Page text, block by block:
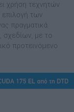
χρήση τεχνητών
των
πραγµατικά
µε το
προτεινόµενο